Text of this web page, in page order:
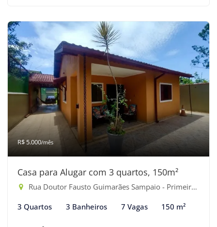
R$ 5.000/mês
Casa para Alugar com 3 quartos, 150m²
Rua Doutor Fausto Guimarães Sampaio - Primeiro Gleba, Bertioga-SP
3 Quartos 3 Banheiros 7 Vagas 150 m²